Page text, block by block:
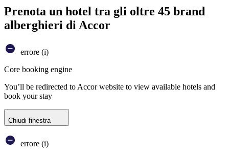
Prenota un hotel tra gli oltre 45 brand
alberghieri di Accor
errore (i)
Core booking engine
You’ll be redirected to Accor website to view available hotels and
book your stay
Chiudi finestra
errore (i)